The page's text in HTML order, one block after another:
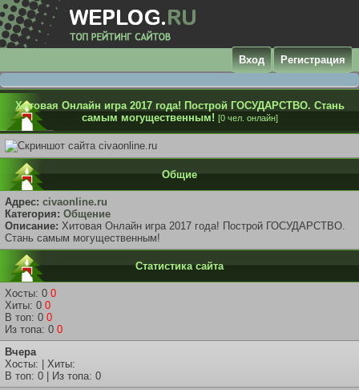
Вход Регистрация
Хитовая Онлайн игра 2017 года! Построй ГОСУДАРСТВО. Стань
самым могущественным! [0 чел. онлайн]
Общие
Адрес: civaonline.ru
Категория: Общение
Описание: Хитовая Онлайн игра 2017 года! Построй ГОСУДАРСТВО.
Стань самым могущественным!
Статистика сайта
Хосты: 0 0
Хиты: 0 0
В топ: 0 0
Из топа: 0 0
Вчера
Хосты: | Хиты:
В топ: 0 | Из топа: 0